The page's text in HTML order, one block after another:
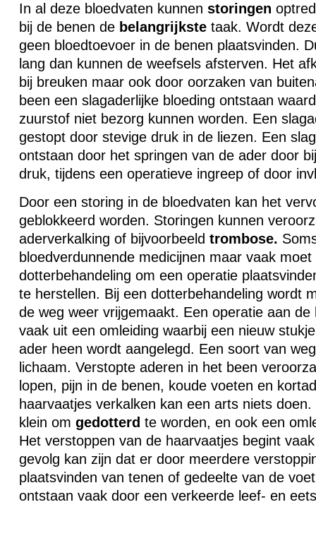
In al deze bloedvaten kunnen storingen
bij de benen de belangrijkstetaak. Wordt
geen bloedtoevoer in de benen plaatsvinden.
lang dan kunnen de weefsels afsterven. Het
bij breuken maar ook door oorzaken van
been een slagaderlijke bloeding ontstaan
zuurstof niet bezorg kunnen worden. Een
gestopt door stevige druk in de liezen. Een
ontstaan door het springen van de ader door
druk, tijdens een operatieve ingreep of door
Door een storing in de bloedvaten kan het
geblokkeerd worden. Storingen kunnen
aderverkalking of bijvoorbeeld trombose.
bloedverdunnende medicijnen maar vaak moet
dotterbehandeling om een operatie
te herstellen. Bij een dotterbehandeling wordt
de weg weer vrijgemaakt. Een operatie aan de
vaak uit een omleiding waarbij een nieuw
ader heen wordt aangelegd. Een soort van
lichaam. Verstopte aderen in het been
lopen, pijn in de benen, koude voeten en
haarvaatjes verkalken kan een arts niets
klein om gedotterd te worden, en ook een
Het verstoppen van de haarvaatjes begint
gevolg kan zijn dat er door meerdere
plaatsvinden van tenen of gedeelte van de
ontstaan vaak door een verkeerde leef- en